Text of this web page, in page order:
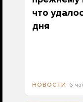
что
дня
НОВОСТИ 6